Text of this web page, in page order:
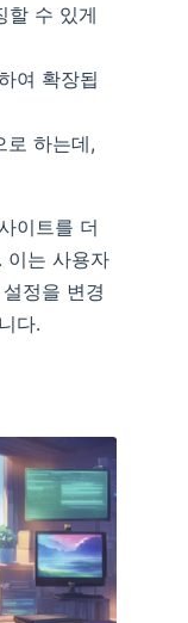
할 수 있게
여 확장됩
로 하는데,
이트를 더
이는 사용자
정을 변경
다.